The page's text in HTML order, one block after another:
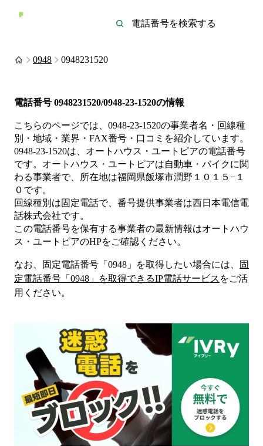
0948 0948231520
電話番号 0948231520/0948-23-1520の情報
こちらのページでは、 0948-23-1520の事業者名・回線種
別・地域・業界・FAX番号・口コミを紹介しています。
0948-23-1520は、 オートハウス・ユートピアの電話番号
です。 オートハウス・ユートピアは自動車・バイクに関
わる事業者で、所在地は福岡県飯塚市潤野１０１５−１
０ です。
回線種別は固定電話で、番号提供事業者は西日本電信電
話株式会社です。
この電話番号を保有する事業者の最新情報はオートハウ
ス・ユートピアのHPをご確認ください。
なお、固定電話番号「 0948 」を取得したい場合には、
固
定電話番号「 0948 」を取得できるIP電話サービス をご活
用ください。